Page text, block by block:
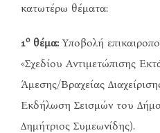
κατωτέρω θέματα:
1οθέμα: Υποβολή
«Σχεδίου Αντιμετώπισης
Άμεσης/Βραχείας
Εκδήλωση Σεισμών του
Δημήτριος Συμεωνίδης).